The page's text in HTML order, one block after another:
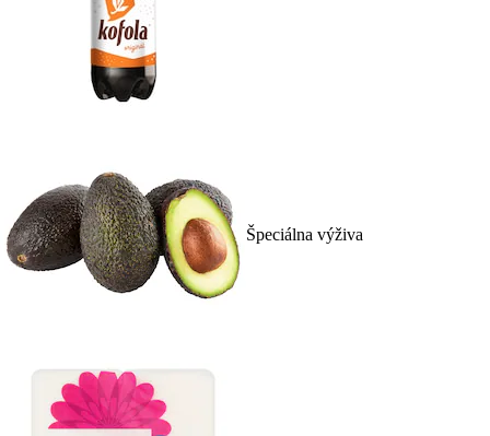
Špeciálna výživa